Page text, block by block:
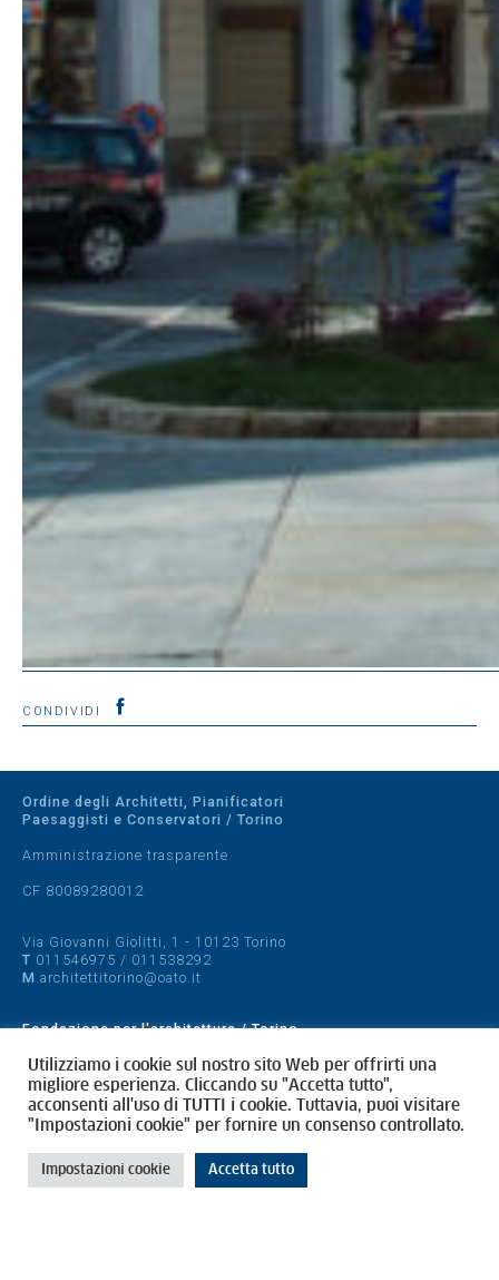
CONDIVIDI
Ordine degli Architetti, Pianificatori
Paesaggisti e Conservatori / Torino
Amministrazione trasparente
CF 80089280012
Via Giovanni Giolitti, 1 - 10123 Torino
T 011546975 / 011538292
M architettitorino@oato.it
Fondazione per l'architettura / Torino
Designed by quattrolinee.it
Cookie Policy
Privacy Policy
Utilizziamo i cookie sul nostro sito Web per offrirti una
migliore esperienza. Cliccando su "Accetta tutto",
acconsenti all'uso di TUTTI i cookie. Tuttavia, puoi visitare
"Impostazioni cookie" per fornire un consenso controllato.
Impostazioni cookie Accetta tutto